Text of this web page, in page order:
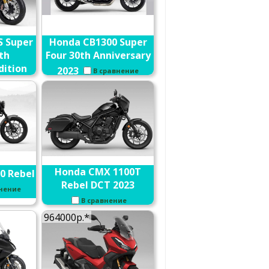
Super
Honda CB1300 Super
Four 30th Anniversary
2023
В сравнение
Rebel
Honda CMX 1100T
Rebel DCT 2023
В сравнение
964000р.*